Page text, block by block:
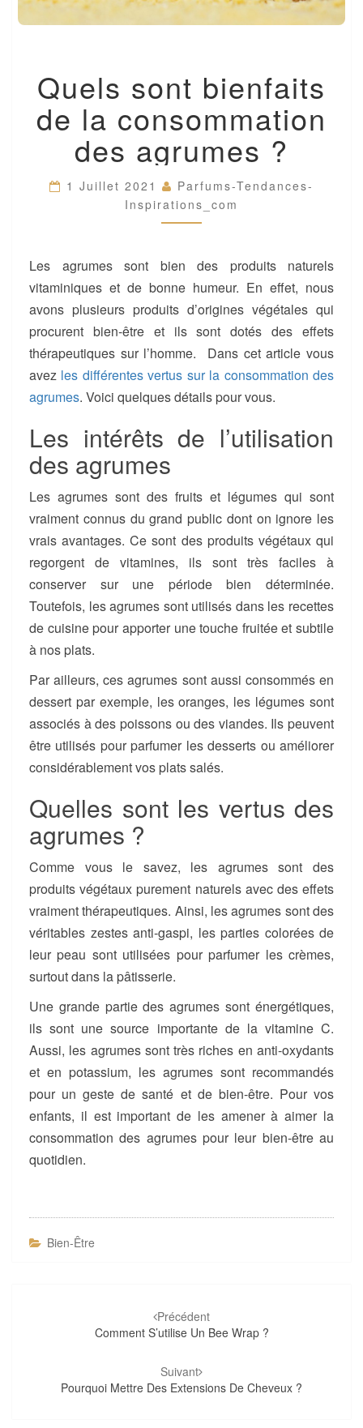
SONT
BIENFAITS
LA
CONSOMMATION
DES
?
Quels sont bienfaits
de la consommation
des agrumes ?
1 Juillet 2021
Parfums-Tendances-
Inspirations_com
Les agrumes sont bien des produits naturels
vitaminiques et de bonne humeur. En effet, nous
avons plusieurs produits d’origines végétales qui
procurent bien-être et ils sont dotés des effets
thérapeutiques sur l’homme. Dans cet article vous
avez les différentes vertus sur la consommation des
agrumes. Voici quelques détails pour vous.
Les intérêts de l’utilisation
des agrumes
Les agrumes sont des fruits et légumes qui sont
vraiment connus du grand public dont on ignore les
vrais avantages. Ce sont des produits végétaux qui
regorgent de vitamines, ils sont très faciles à
conserver sur une période bien déterminée.
Toutefois, les agrumes sont utilisés dans les recettes
de cuisine pour apporter une touche fruitée et subtile
à nos plats.
Par ailleurs, ces agrumes sont aussi consommés en
dessert par exemple, les oranges, les légumes sont
associés à des poissons ou des viandes. Ils peuvent
être utilisés pour parfumer les desserts ou améliorer
considérablement vos plats salés.
Quelles sont les vertus des
agrumes ?
Comme vous le savez, les agrumes sont des
produits végétaux purement naturels avec des effets
vraiment thérapeutiques. Ainsi, les agrumes sont des
véritables zestes anti-gaspi, les parties colorées de
leur peau sont utilisées pour parfumer les crèmes,
surtout dans la pâtisserie.
Une grande partie des agrumes sont énergétiques,
ils sont une source importante de la vitamine C.
Aussi, les agrumes sont très riches en anti-oxydants
et en potassium, les agrumes sont recommandés
pour un geste de santé et de bien-être. Pour vos
enfants, il est important de les amener à aimer la
consommation des agrumes pour leur bien-être au
quotidien.
Bien-Être
d'article
Précédent
Comment S’utilise Un Bee Wrap ?
Suivant
Pourquoi Mettre Des Extensions De Cheveux ?